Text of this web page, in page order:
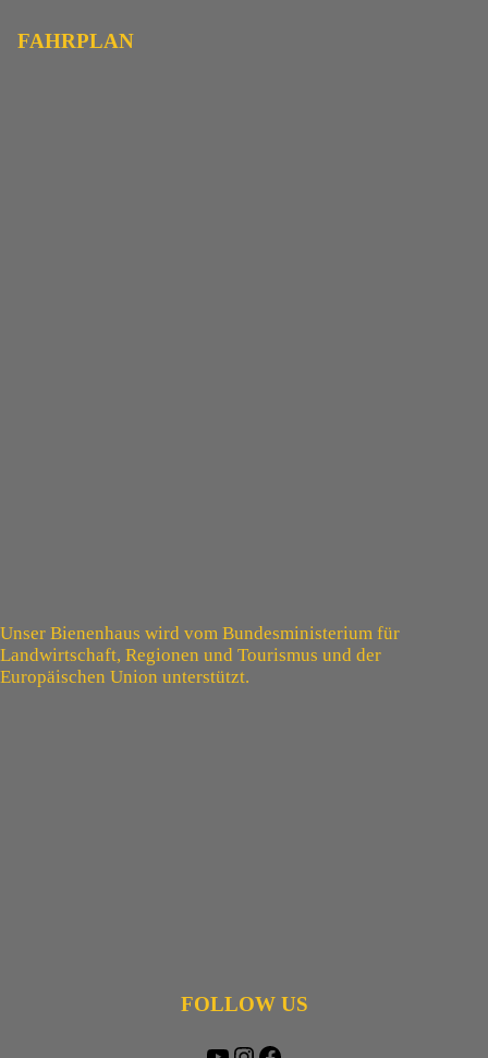
FAHRPLAN
Unser Bienenhaus wird vom Bundesministerium für
Landwirtschaft, Regionen und Tourismus und der
Europäischen Union unterstützt.
FOLLOW US